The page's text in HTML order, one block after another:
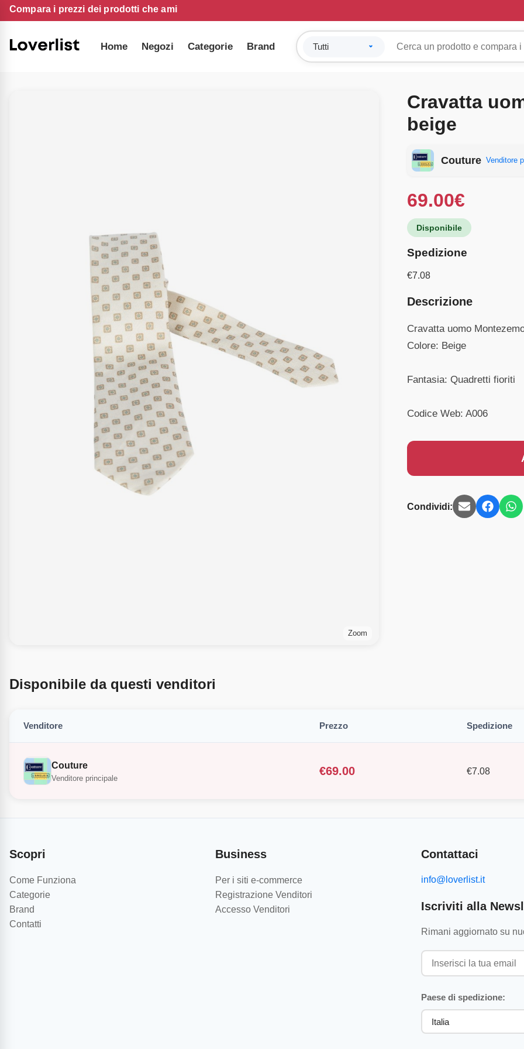
Compara i prezzi dei prodotti che ami
Home Negozi Categorie Brand
Zoom
Cravatta
beige
Couture Venditore
69.00€
Disponibile
Spedizione
€7.08
Descrizione
Cravatta uomo
Colore: Beige
Fantasia: Quadretti fioriti
Codice Web: A006
Condividi:
Disponibile da questi venditori
Venditore Prezzo Spedizione
Couture
Venditore principale
€69.00 €7.08
Scopri
Come Funziona
Categorie
Brand
Contatti
Business
Per i siti e-commerce
Registrazione Venditori
Accesso Venditori
Contattaci
info@loverlist.it
Iscriviti alla
Rimani aggiornato su
Paese di spedizione: